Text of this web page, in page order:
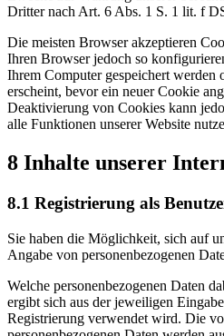
Dritter nach Art. 6 Abs. 1 S. 1 lit. f
Die meisten Browser akzeptieren
Ihren Browser jedoch so
Ihrem Computer gespeichert werden
erscheint, bevor ein neuer Cookie
Deaktivierung von Cookies kann
alle Funktionen unserer Website
8 Inhalte unserer
8.1 Registrierung als
Sie haben die Möglichkeit, sich auf
Angabe von personenbezogenen
Welche personenbezogenen Daten
ergibt sich aus der jeweiligen
Registrierung verwendet wird. Die